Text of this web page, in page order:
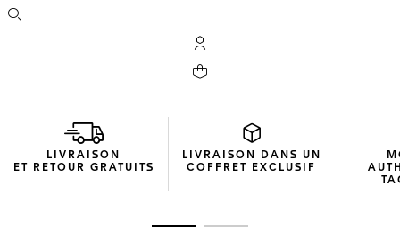
Ouvrir la barre de recherche
Compte My TAG Heuer
Votre panier contient 0 produit(s)
LIVRAISON
ET RETOUR GRATUITS
LIVRAISON DANS UN
COFFRET EXCLUSIF